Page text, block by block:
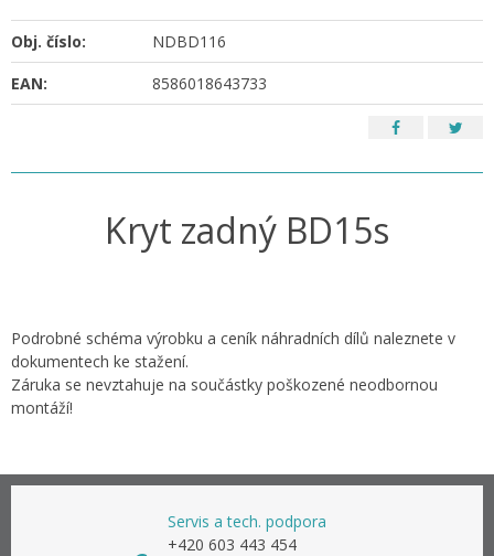
Obj. číslo:
NDBD116
EAN:
8586018643733
Kryt zadný BD15s
Podrobné schéma výrobku a ceník náhradních dílů naleznete v
dokumentech ke stažení.
Záruka se nevztahuje na součástky poškozené neodbornou
montáží!
Servis a tech. podpora
+420 603 443 454